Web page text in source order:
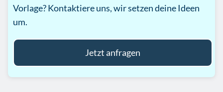
Vorlage? Kontaktiere uns, wir setzen deine Ideen
um.
Jetzt anfragen